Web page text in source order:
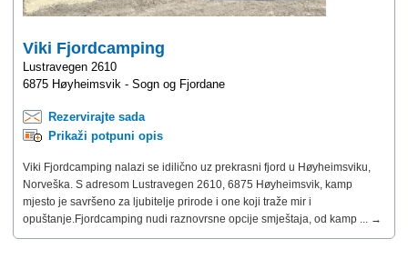
Viki Fjordcamping
Lustravegen 2610
6875 Høyheimsvik - Sogn og Fjordane
Rezervirajte sada
Prikaži potpuni opis
Viki Fjordcamping nalazi se idilično uz prekrasni fjord u Høyheimsviku,
Norveška. S adresom Lustravegen 2610, 6875 Høyheimsvik, kamp
mjesto je savršeno za ljubitelje prirode i one koji traže mir i
opuštanje.Fjordcamping nudi raznovrsne opcije smještaja, od kamp ... →